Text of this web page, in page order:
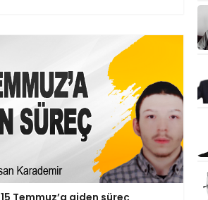
15 Temmuz’a giden süreç